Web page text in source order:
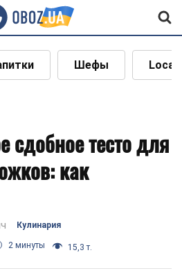
Шефы Local
сдобное тесто для
как
Кулинария
2 минуты 15,3 т.